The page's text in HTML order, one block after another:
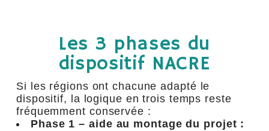
Les 3 phases du
dispositif NACRE
Si les régions ont chacune adapté le
dispositif, la logique en trois temps reste
fréquemment conservée :
Phase 1 – aide au montage du projet :